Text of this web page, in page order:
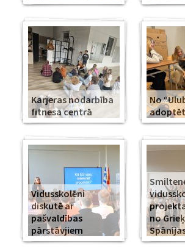
Karjeras nodarbība
fitnesa centrā
No
Vidusskolēni
diskutē ar
pašvaldības
pārstāvjiem
no